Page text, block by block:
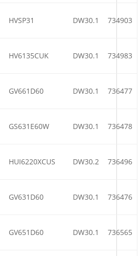
HVSP31 DW30.1 734903
HV6135CUK DW30.1 734983
GV661D60 DW30.1 736477
GS631E60W DW30.1 736478
HUI6220XCUS DW30.2 736496
GV631D60 DW30.1 736476
GV651D60 DW30.1 736565